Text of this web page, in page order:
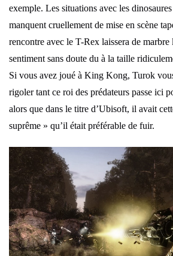
exemple. Les situations avec les
manquent cruellement de mise en scène
rencontre avec le T-Rex laissera de
sentiment sans doute du à la taille
Si vous avez joué à King Kong, Turok
rigoler tant ce roi des prédateurs passe ici
alors que dans le titre d’Ubisoft, il avait
suprême » qu’il était préférable de fuir.